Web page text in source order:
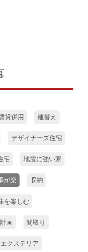
貸併用 建替え
デザイナーズ住宅
宅 地震に強い家
が楽 収納
を楽しむ
画 間取り
クステリア